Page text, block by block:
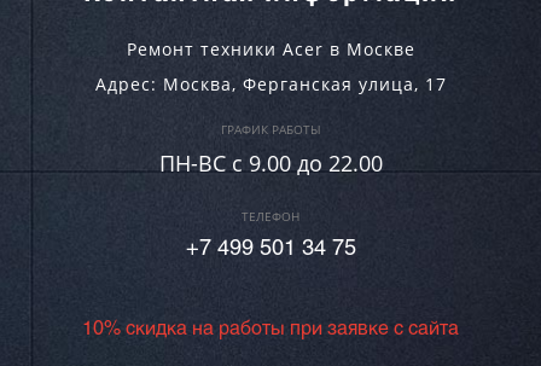
Ремонт техники Acer в Москве
Адрес: Москва, Ферганская улица, 17
ГРАФИК РАБОТЫ
ПН-ВC c 9.00 до 22.00
ТЕЛЕФОН
+7 499 501 34 75
10% скидка на работы при заявке с сайта